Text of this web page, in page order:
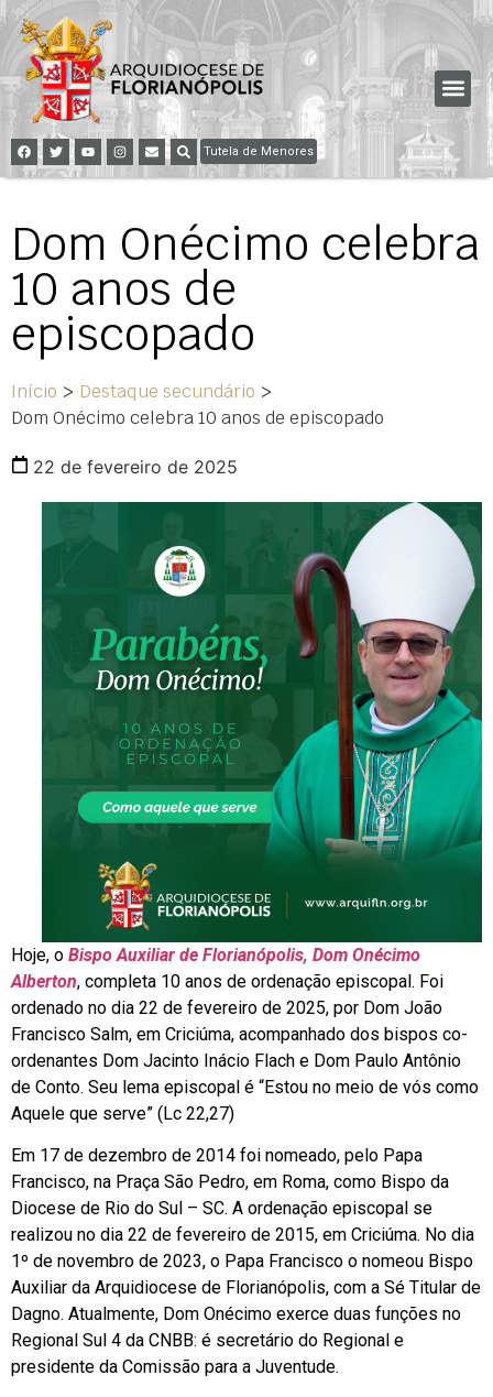
Tutela de Menores
Dom Onécimo celebra
10 anos de
episcopado
Início > Destaque secundário >
Dom Onécimo celebra 10 anos de episcopado
22 de fevereiro de 2025
Hoje, o Bispo Auxiliar de Florianópolis, Dom Onécimo
Alberton, completa 10 anos de ordenação episcopal. Foi
ordenado no dia 22 de fevereiro de 2025, por Dom João
Francisco Salm, em Criciúma, acompanhado dos bispos co-
ordenantes Dom Jacinto Inácio Flach e Dom Paulo Antônio
de Conto. Seu lema episcopal é “Estou no meio de vós como
Aquele que serve” (Lc 22,27)
Em 17 de dezembro de 2014 foi nomeado, pelo Papa
Francisco, na Praça São Pedro, em Roma, como Bispo da
Diocese de Rio do Sul – SC. A ordenação episcopal se
realizou no dia 22 de fevereiro de 2015, em Criciúma. No dia
1º de novembro de 2023, o Papa Francisco o nomeou Bispo
Auxiliar da Arquidiocese de Florianópolis, com a Sé Titular de
Dagno. Atualmente, Dom Onécimo exerce duas funções no
Regional Sul 4 da CNBB: é secretário do Regional e
presidente da Comissão para a Juventude.